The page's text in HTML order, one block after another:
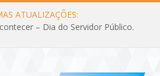
ATUALIZAÇÕES:
– Dia do Servidor Público.